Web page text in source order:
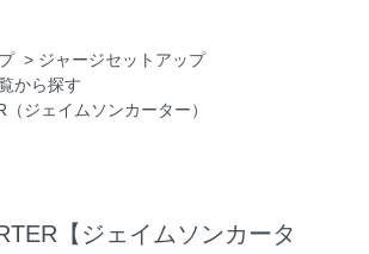
> ジャージセットアップ
から探す
ジェイムソンカーター）
【ジェイムソンカータ